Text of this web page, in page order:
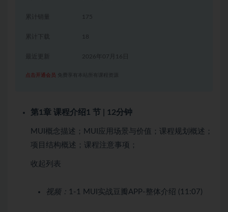
累计销量 175
累计下载 18
2026年07月16日
点击开通会员 免费享有本站所有课程资源
第1章 课程介绍 1 节 | 12分钟
MUI概念描述；MUI应用场景与价值；课程规划概述；
项目结构概述；课程注意事项；
收起列表
视频： 1-1 MUI实战豆瓣APP-整体介绍 (11:07)